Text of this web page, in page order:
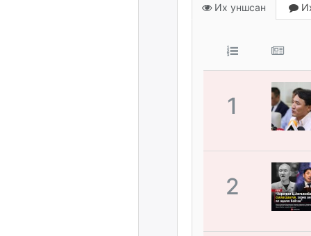
Их уншсан
1
2